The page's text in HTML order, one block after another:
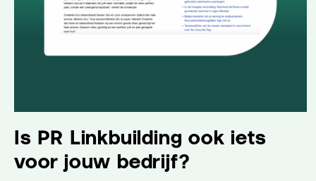
Is PR Linkbuilding ook iets
voor jouw bedrijf?